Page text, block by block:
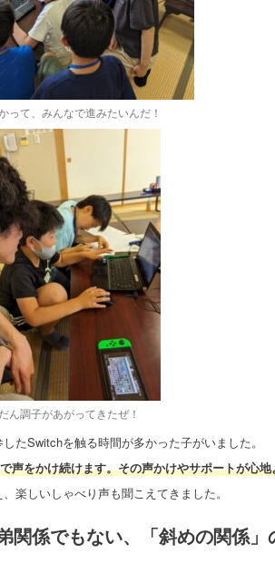
って、みんなで進みたいんだ！
ん調子があがってきたぜ！
たSwitchを触る時間が多かった子がいました。
声をかけ続けます。その声かけやサポートが心
楽しいしゃべり声も聞こえてきました。
関係でもない、「斜めの関係」